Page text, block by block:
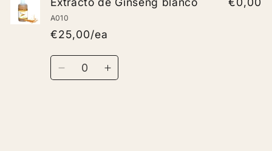
A010
€25,00/ea
Quantity
DecreaseIncrease